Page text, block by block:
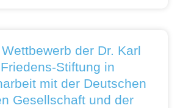
der Dr. Karl
Stiftung in
mit der Deutschen
Gesellschaft und der